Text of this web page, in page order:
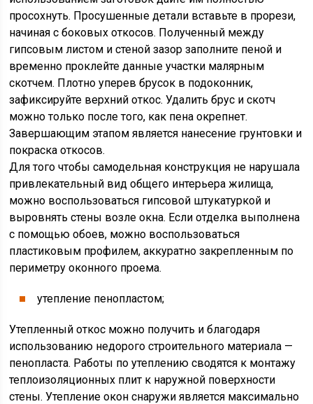
просохнуть. Просушенные детали вставьте в прорези,
начиная с боковых откосов. Полученный между
гипсовым листом и стеной зазор заполните пеной и
временно проклейте данные участки малярным
скотчем. Плотно уперев брусок в подоконник,
зафиксируйте верхний откос. Удалить брус и скотч
можно только после того, как пена окрепнет.
Завершающим этапом является нанесение грунтовки и
покраска откосов.
Для того чтобы самодельная конструкция не нарушала
привлекательный вид общего интерьера жилища,
можно воспользоваться гипсовой штукатуркой и
выровнять стены возле окна. Если отделка выполнена
с помощью обоев, можно воспользоваться
пластиковым профилем, аккуратно закрепленным по
периметру оконного проема.
утепление пенопластом;
Утепленный откос можно получить и благодаря
использованию недорого строительного материала —
пенопласта. Работы по утеплению сводятся к монтажу
теплоизоляционных плит к наружной поверхности
стены. Утепление окон снаружи является максимально